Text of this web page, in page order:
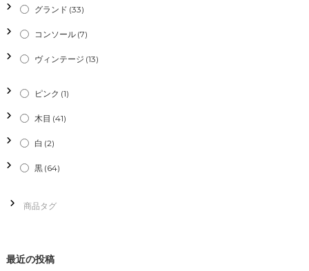
シ
ョ
グランド (33)
コンソール (7)
ヴィンテージ (13)
ピンク (1)
木目 (41)
白 (2)
黒 (64)
最近の投稿